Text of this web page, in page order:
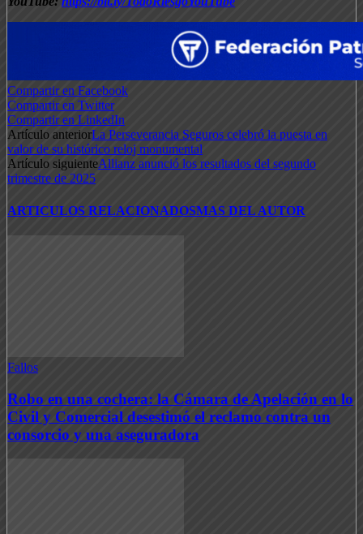
Compartir en Facebook
Compartir en Twitter
Compartir en LinkedIn
Artículo anteriorLa Perseverancia Seguros celebró la puesta en
valor de su histórico reloj monumental
Artículo siguienteAllianz anunció los resultados del segundo
trimestre de 2025
ARTICULOS RELACIONADOSMAS DEL AUTOR
Fallos
Robo en una cochera: la Cámara de Apelación en lo
Civil y Comercial desestimó el reclamo contra un
consorcio y una aseguradora